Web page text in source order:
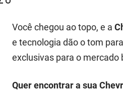
Você chegou ao topo, e a
e tecnologia dão o tom
exclusivas para o mercado
Quer encontrar a sua